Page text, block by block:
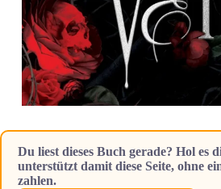
Du liest dieses Buch gerade? Hol es
unterstützt damit diese Seite, ohne
zahlen.